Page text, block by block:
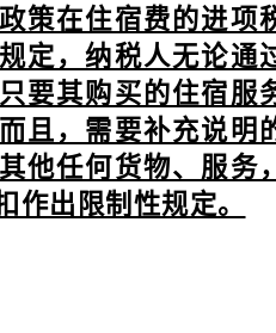
策在住宿费的进项
定，纳税人无论通
要其购买的住宿服
且，需要补充说明
他任何货物、服务
作出限制性规定。